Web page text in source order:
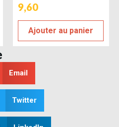
9,60
Ajouter au panier
Email
Twitter